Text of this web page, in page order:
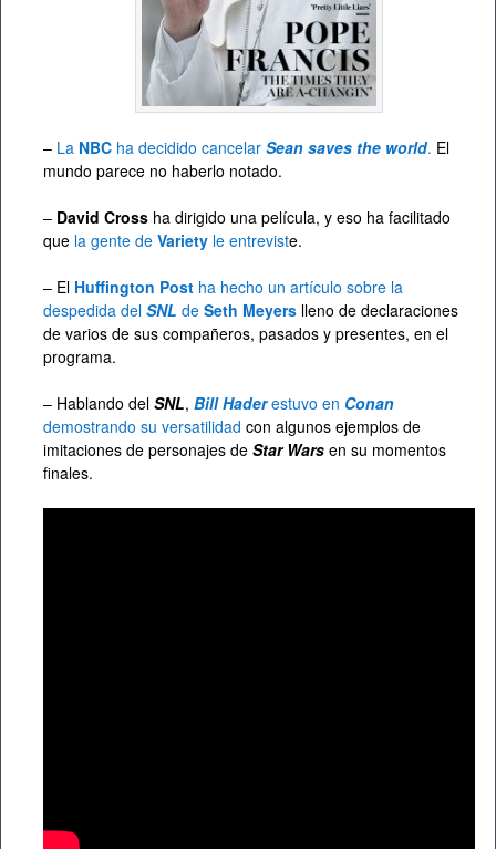
– La NBC ha decidido cancelar Sean saves the world. El
mundo parece no haberlo notado.
– David Cross ha dirigido una película, y eso ha facilitado
que la gente de Variety le entreviste.
– El Huffington Post ha hecho un artículo sobre la
despedida del SNL de Seth Meyers lleno de declaraciones
de varios de sus compañeros, pasados y presentes, en el
programa.
– Hablando del SNL, Bill Hader estuvo en Conan
demostrando su versatilidad con algunos ejemplos de
imitaciones de personajes de Star Wars en su momentos
finales.